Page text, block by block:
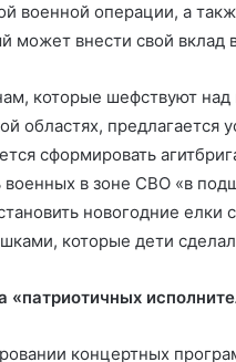
военной операции, а
может внести свой
которые шефствуют
областях, предлагается
сформировать
военных в зоне СВО «в
новогодние
которые дети
«патриотичных
концертных